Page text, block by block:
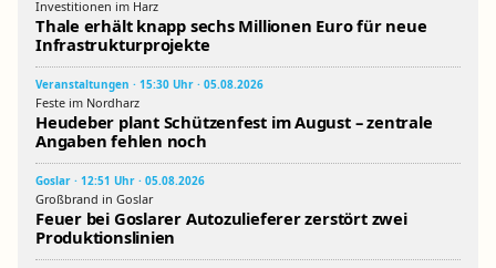
Investitionen im Harz
Thale erhält knapp sechs Millionen Euro für neue
Infrastrukturprojekte
Veranstaltungen · 15:30 Uhr · 05.08.2026
Feste im Nordharz
Heudeber plant Schützenfest im August – zentrale
Angaben fehlen noch
Goslar · 12:51 Uhr · 05.08.2026
Großbrand in Goslar
Feuer bei Goslarer Autozulieferer zerstört zwei
Produktionslinien